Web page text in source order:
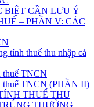
BIỆT CẦN LƯU Ý
– PHẦN V: CÁC
tính thuế thu nhập cá
thuế TNCN
thuế TNCN (PHẦN II)
THUẾ THU